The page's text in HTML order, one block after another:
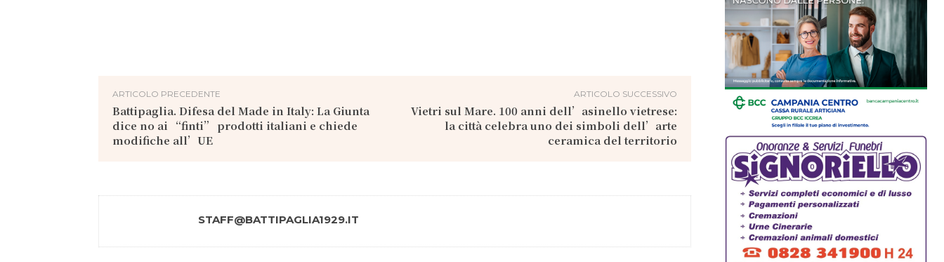
ARTICOLO PRECEDENTE
Battipaglia. Difesa del Made in Italy: La Giunta
dice no ai “finti” prodotti italiani e chiede
modifiche all’UE
ARTICOLO SUCCESSIVO
Vietri sul Mare. 100 anni dell’asinello vietrese:
la città celebra uno dei simboli dell’arte
ceramica del territorio
STAFF@BATTIPAGLIA1929.IT